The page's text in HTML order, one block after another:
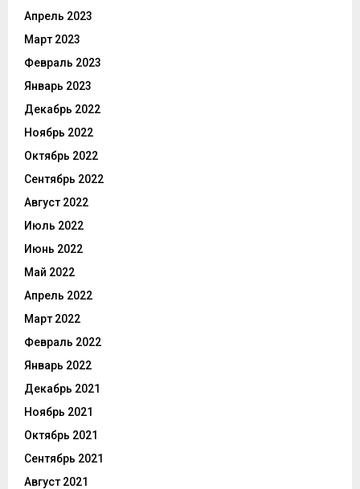
Апрель 2023
Март 2023
Февраль 2023
Январь 2023
Декабрь 2022
Ноябрь 2022
Октябрь 2022
Сентябрь 2022
Август 2022
Июль 2022
Июнь 2022
Май 2022
Апрель 2022
Март 2022
Февраль 2022
Январь 2022
Декабрь 2021
Ноябрь 2021
Октябрь 2021
Сентябрь 2021
Август 2021